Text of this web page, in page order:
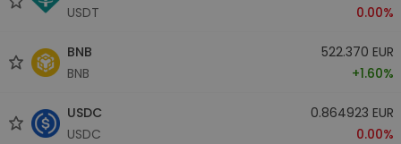
USDT
0.00%
BNB
BNB
522.370 EUR
+1.60%
USDC
USDC
0.864923 EUR
0.00%